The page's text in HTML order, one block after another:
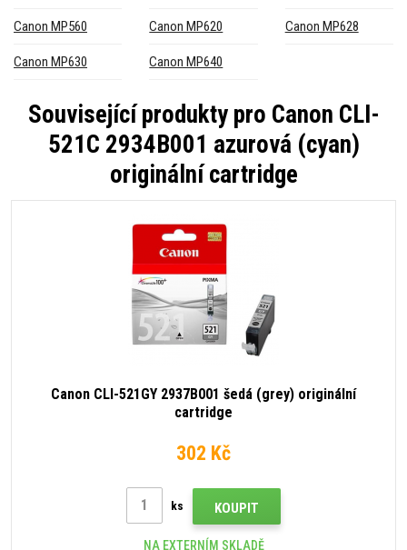
Canon MP560 Canon MP620 Canon MP628
Canon MP630 Canon MP640
Související produkty pro Canon CLI-
521C 2934B001 azurová (cyan)
originální cartridge
Canon CLI-521GY 2937B001 šedá (grey) originální
cartridge
302 Kč
ks KOUPIT
NA EXTERNÍM SKLADĚ